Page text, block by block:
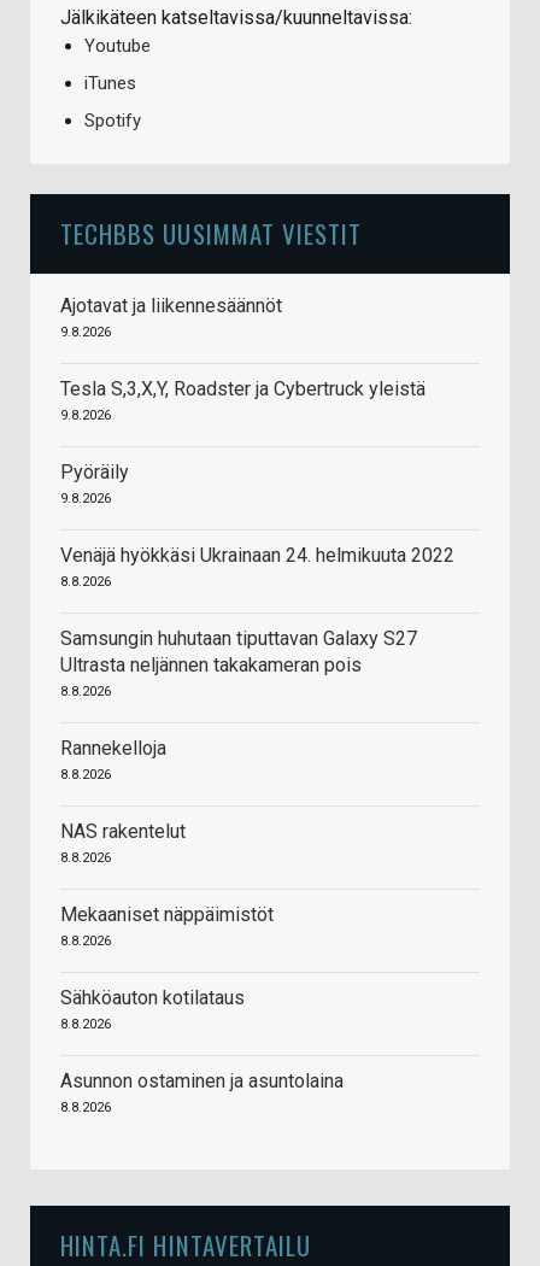
Jälkikäteen katseltavissa/kuunneltavissa:
Youtube
iTunes
Spotify
TECHBBS UUSIMMAT VIESTIT
Ajotavat ja liikennesäännöt
9.8.2026
Tesla S,3,X,Y, Roadster ja Cybertruck yleistä
9.8.2026
Pyöräily
9.8.2026
Venäjä hyökkäsi Ukrainaan 24. helmikuuta 2022
8.8.2026
Samsungin huhutaan tiputtavan Galaxy S27
Ultrasta neljännen takakameran pois
8.8.2026
Rannekelloja
8.8.2026
NAS rakentelut
8.8.2026
Mekaaniset näppäimistöt
8.8.2026
Sähköauton kotilataus
8.8.2026
Asunnon ostaminen ja asuntolaina
8.8.2026
HINTA.FI HINTAVERTAILU